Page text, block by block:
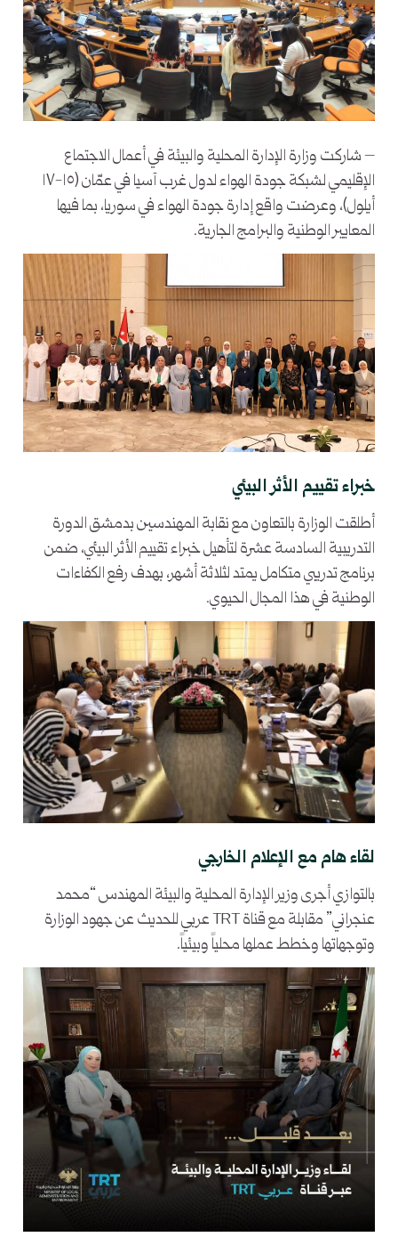
– شاركت وزارة الإدارة المحلية والبيئة في أعمال الاجتماع
الإقليمي لشبكة جودة الهواء لدول غرب آسيا في عمّان (١٥-١٧
أيلول)، وعرضت واقع إدارة جودة الهواء في سوريا، بما فيها
المعايير الوطنية والبرامج الجارية.
خبراء تقييم الأثر البيئي
أطلقت الوزارة بالتعاون مع نقابة المهندسين بدمشق الدورة
التدريبية السادسة عشرة لتأهيل خبراء تقييم الأثر البيئي، ضمن
برنامج تدريبي متكامل يمتد لثلاثة أشهر، بهدف رفع الكفاءات
الوطنية في هذا المجال الحيوي.
لقاء هام مع الإعلام الخارجي
بالتوازي أجرى وزير الإدارة المحلية والبيئة المهندس “محمد
عنجراني” مقابلة مع قناة TRT عربي للحديث عن جهود الوزارة
وتوجهاتها وخطط عملها محلياً وبيئياً.